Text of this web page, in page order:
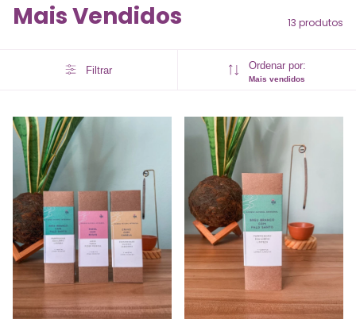
Mais Vendidos 13 produtos
Filtrar Ordenar por:
Mais vendidos